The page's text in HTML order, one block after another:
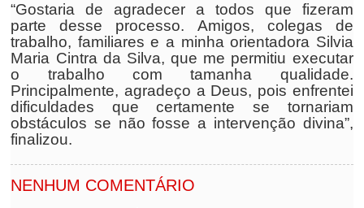
“Gostaria de agradecer a todos que fizeram
parte desse processo. Amigos, colegas de
trabalho, familiares e a minha orientadora Silvia
Maria Cintra da Silva, que me permitiu executar
o trabalho com tamanha qualidade.
Principalmente, agradeço a Deus, pois enfrentei
dificuldades que certamente se tornariam
obstáculos se não fosse a intervenção divina”,
finalizou.
NENHUM COMENTÁRIO